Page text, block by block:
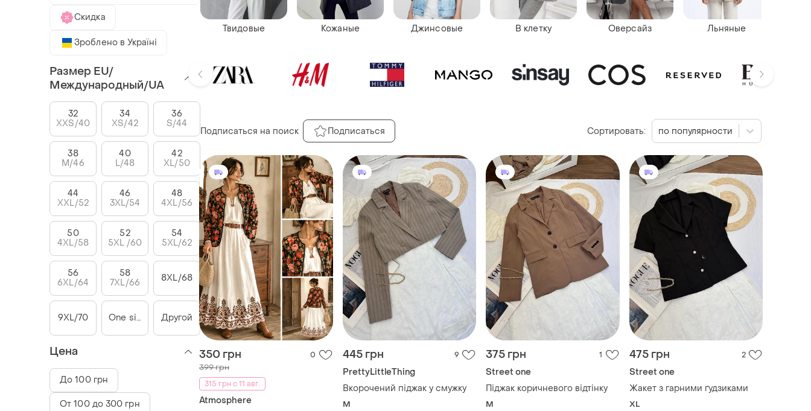
350 грн 0
399 грн
315 грн с 11 авг.
Atmosphere
445 грн 9
PrettyLittleThing
Вкорочений піджак у смужку
M
375 грн 1
Street one
Піджак коричневого відтінку
M
475 грн 2
Street one
Жакет з гарними ґудзиками
XL
Твидовые Кожаные Джинсовые В клетку Оверсайз Льняные
Подписаться на поиск Подписаться Сортировать: по популярности
Скидка
Зроблено в Україні
Размер EU/
Международный/UA
32
XXS/40
34
XS/42
36
S/44
38
M/46
40
L/48
42
XL/50
44
XXL/52
46
3XL/54
48
4XL/56
50
4XL/58
52
5XL /60
54
5XL/62
56
6XL/64
58
7XL/66
8XL/68
9XL/70 One size Другой
Цена
До 100 грн
От 100 до 300 грн